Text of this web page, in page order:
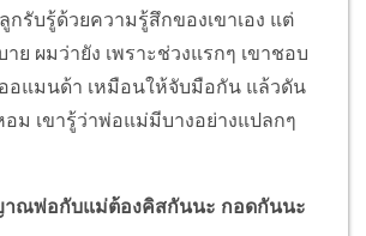
กรับรู้ด้วยความรู้สึกของเขาเอง แต่
าย ผมว่ายัง เพราะช่วงแรกๆ เขาชอบ
อแมนด้า เหมือนให้จับมือกัน แล้วดัน
ม เขารู้ว่าพ่อแม่มีบางอย่างแปลกๆ
ณพ่อกับแม่ต้องคิสกันนะ กอดกันนะ